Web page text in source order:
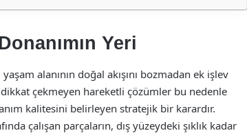
Yeri
alanının doğal akışını bozmadan ek işlev
çekmeyen hareketli çözümler bu nedenle
kalitesini belirleyen stratejik bir karardır.
çalışan parçaların, dış yüzeydeki şıklık kadar